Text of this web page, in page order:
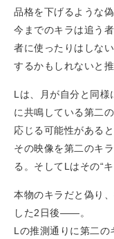
品格を下げるような
今までのキラは追う
者に使ったりはしな
するかもしれないと推
Lは、月が自分と同様
に共鳴している第二
応じる可能性がある
その映像を第二のキ
る。そしてLはその“
本物のキラだと偽り
した2日後——。
Lの推測通りに第二